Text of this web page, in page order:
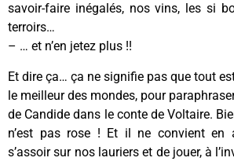
savoir-faire inégalés, nos vins, les si
terroirs…
– … et n’en jetez plus !!
Et dire ça… ça ne signifie pas que tout
le meilleur des mondes, pour
de Candide dans le conte de Voltaire.
n’est pas rose ! Et il ne convient en
s’assoir sur nos lauriers et de jouer, à